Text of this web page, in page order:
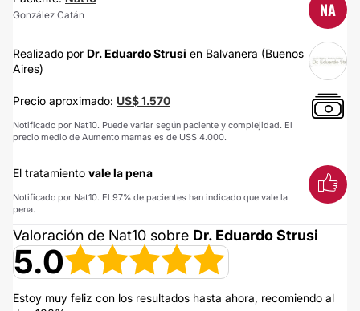
González Catán NA
Realizado por Dr. Eduardo Strusi en Balvanera (Buenos
Aires)
Precio aproximado: US$ 1.570
Notificado por Nat10. Puede variar según paciente y complejidad. El
precio medio de Aumento mamas es de US$ 4.000.
El tratamiento vale la pena
Notificado por Nat10. El 97% de pacientes han indicado que vale la
pena.
Valoración de Nat10 sobre Dr. Eduardo Strusi
5.0
Estoy muy feliz con los resultados hasta ahora, recomiendo al